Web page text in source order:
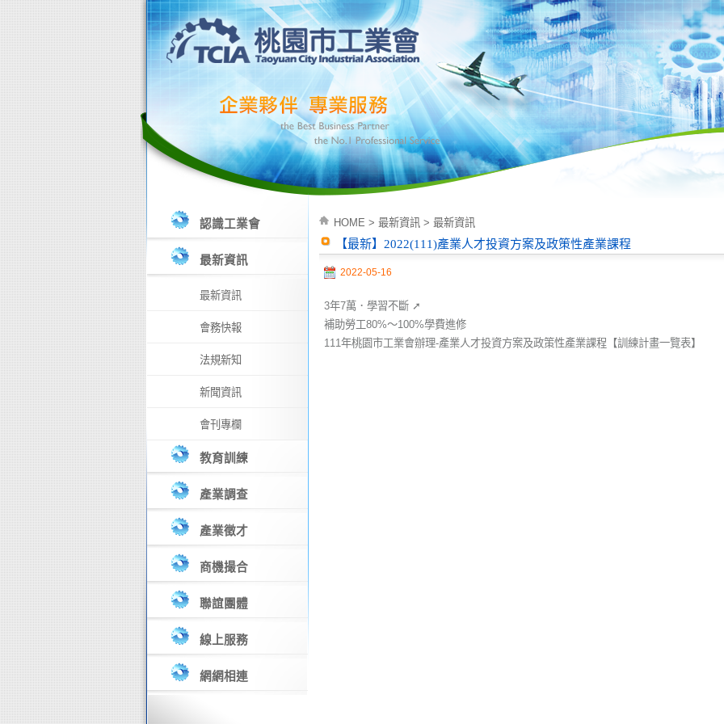
認識工業會
最新資訊
最新資訊
會務快報
法規新知
新聞資訊
會刊專欄
教育訓練
產業調查
產業徵才
商機撮合
聯誼團體
線上服務
網網相連
HOME > 最新資訊 > 最新資訊
【最新】2022(111)產業人才投資方案及政策性產業課程
2022-05-16
3年7萬．學習不斷 ➚
補助勞工80%～100%學費進修
111年桃園市工業會辦理-產業人才投資方案及政策性產業課程【訓練計畫一覽表】